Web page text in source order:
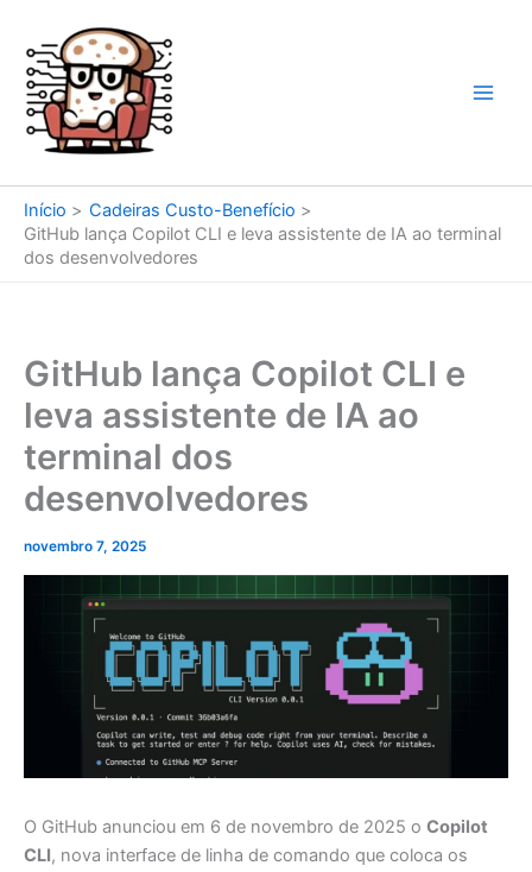
conteúdo
Início
Cadeiras Custo-Benefício
GitHub lança Copilot CLI e leva assistente de IA ao terminal
dos desenvolvedores
GitHub lança Copilot CLI e
leva assistente de IA ao
terminal dos
desenvolvedores
novembro 7, 2025
O GitHub anunciou em 6 de novembro de 2025 o Copilot
CLI, nova interface de linha de comando que coloca os